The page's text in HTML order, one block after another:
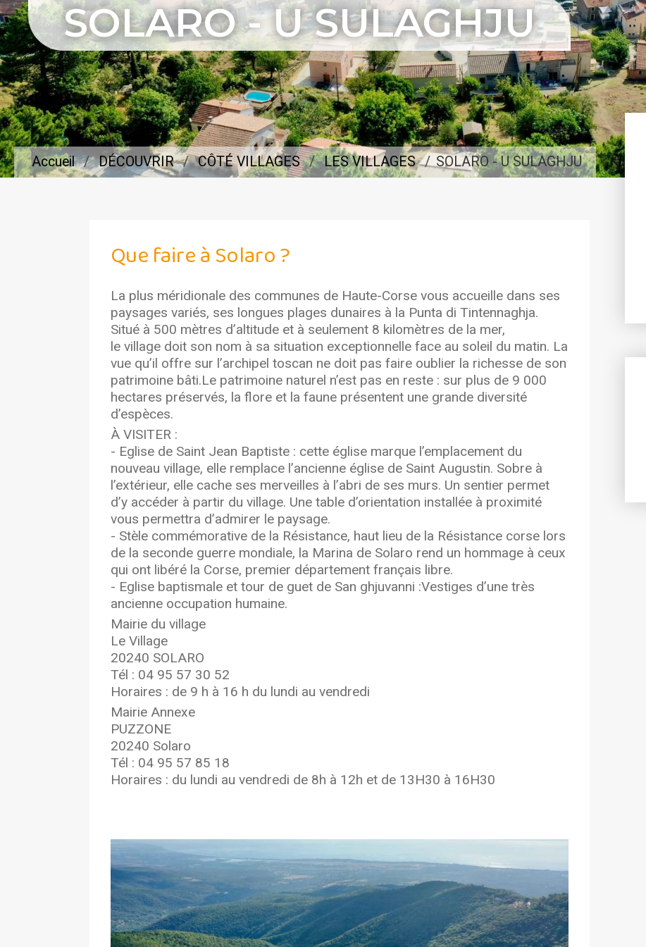
SOLARO - U SULAGHJU
Accueil DÉCOUVRIR CÔTÉ VILLAGES LES VILLAGES SOLARO - U SULAGHJU
Que faire à Solaro ?
La plus méridionale des communes de Haute-Corse vous accueille dans ses
paysages variés, ses longues plages dunaires à la Punta di Tintennaghja.
Situé à 500 mètres d’altitude et à seulement 8 kilomètres de la mer,
le village doit son nom à sa situation exceptionnelle face au soleil du matin. La
vue qu’il offre sur l’archipel toscan ne doit pas faire oublier la richesse de son
patrimoine bâti.Le patrimoine naturel n’est pas en reste : sur plus de 9 000
hectares préservés, la flore et la faune présentent une grande diversité
d’espèces.
À VISITER :
- Eglise de Saint Jean Baptiste : cette église marque l’emplacement du
nouveau village, elle remplace l’ancienne église de Saint Augustin. Sobre à
l’extérieur, elle cache ses merveilles à l’abri de ses murs. Un sentier permet
d’y accéder à partir du village. Une table d’orientation installée à proximité
vous permettra d’admirer le paysage.
- Stèle commémorative de la Résistance, haut lieu de la Résistance corse lors
de la seconde guerre mondiale, la Marina de Solaro rend un hommage à ceux
qui ont libéré la Corse, premier département français libre.
- Eglise baptismale et tour de guet de San ghjuvanni :Vestiges d’une très
ancienne occupation humaine.
Mairie du village
Le Village
20240 SOLARO
Tél : 04 95 57 30 52
Horaires : de 9 h à 16 h du lundi au vendredi
Mairie Annexe
PUZZONE
20240 Solaro
Tél : 04 95 57 85 18
Horaires : du lundi au vendredi de 8h à 12h et de 13H30 à 16H30